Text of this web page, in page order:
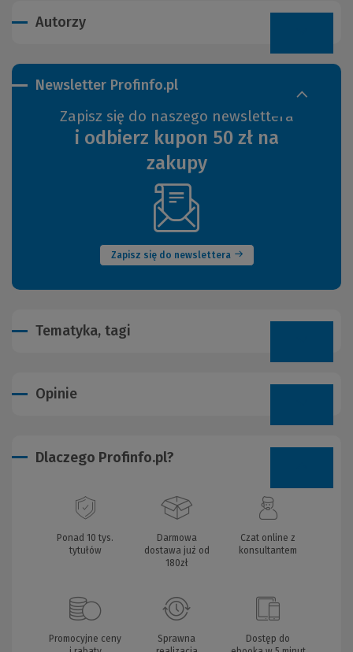
Autorzy
Newsletter Profinfo.pl
Zapisz się do naszego newslettera
i odbierz kupon 50 zł na
zakupy
Zapisz się do newslettera
(Nowe
okno)
Tematyka, tagi
Opinie
Dlaczego Profinfo.pl?
Ponad 10 tys.
tytułów
Darmowa
dostawa już od
180zł
Czat online z
konsultantem
Promocyjne ceny
Sprawna
Dostęp do